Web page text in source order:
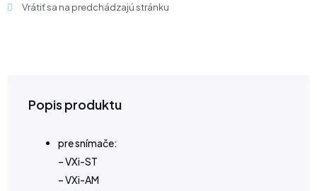
Vrátiť sa na predchádzajú stránku
Popis produktu
pre snímače:
– VXi-ST
– VXi-AM